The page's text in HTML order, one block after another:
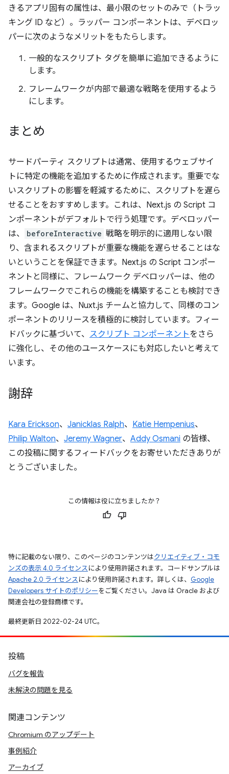
きるアプリ固有の属性は、最小限のセットのみで（トラッ
キング ID など）。ラッパー コンポーネントは、デベロッ
パーに次のようなメリットをもたらします。
一般的なスクリプト タグを簡単に追加できるように
します。
フレームワークが内部で最適な戦略を使用するよう
にします。
まとめ
サードパーティ スクリプトは通常、使用するウェブサイ
トに特定の機能を追加するために作成されます。重要でな
いスクリプトの影響を軽減するために、スクリプトを遅ら
せることをおすすめします。これは、Next.js の Script コ
ンポーネントがデフォルトで行う処理です。デベロッパー
は、
beforeInteractive 戦略を明示的に適用しない限
り、含まれるスクリプトが重要な機能を遅らせることはな
いということを保証できます。Next.js の Script コンポー
ネントと同様に、フレームワーク デベロッパーは、他の
フレームワークでこれらの機能を構築することも検討でき
ます。Google は、Nuxt.js チームと協力して、同様のコン
ポーネントのリリースを積極的に検討しています。フィー
ドバックに基づいて、 スクリプト コンポーネントをさら
に強化し、その他のユースケースにも対応したいと考えて
います。
謝辞
Kara Erickson、 Janicklas Ralph、 Katie Hempenius、
Philip Walton、 Jeremy Wagner、 Addy Osmani の皆様、
この投稿に関するフィードバックをお寄せいただきありが
とうございました。
この情報は役に立ちましたか？
特に記載のない限り、このページのコンテンツはクリエイティブ・コモ
ンズの表示 4.0 ライセンスにより使用許諾されます。コードサンプルは
Apache 2.0 ライセンスにより使用許諾されます。詳しくは、 Google
Developers サイトのポリシーをご覧ください。Java は Oracle および
関連会社の登録商標です。
最終更新日 2022-02-24 UTC。
投稿
バグを報告
未解決の問題を見る
関連コンテンツ
Chromium のアップデート
事例紹介
アーカイブ